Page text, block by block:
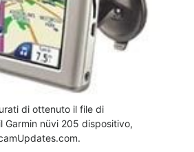
di ottenuto il file di
Garmin nüvi 205 dispositivo,